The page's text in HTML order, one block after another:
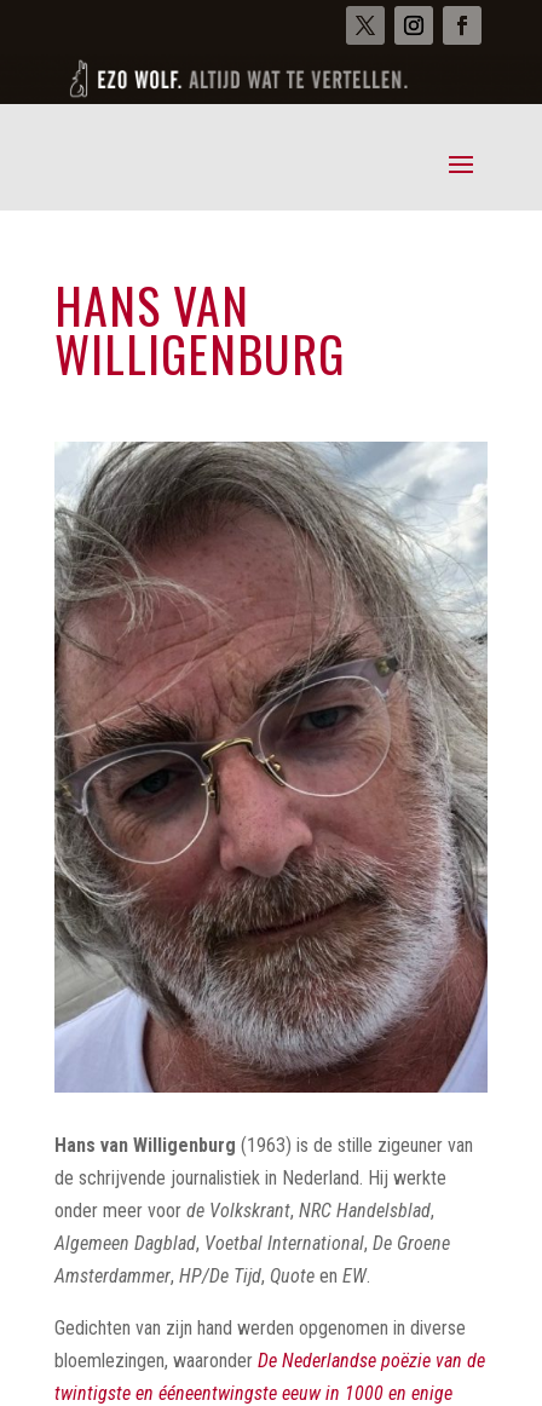
HANS VAN
WILLIGENBURG
Hans van Willigenburg (1963) is de stille zigeuner van
de schrijvende journalistiek in Nederland. Hij werkte
onder meer voor de Volkskrant, NRC Handelsblad,
Algemeen Dagblad, Voetbal International, De Groene
Amsterdammer, HP/De Tijd, Quoteen EW.
Gedichten van zijn hand werden opgenomen in diverse
bloemlezingen, waaronder De Nederlandse poëzie van de
twintigste en ééneentwingste eeuw in 1000 en enige